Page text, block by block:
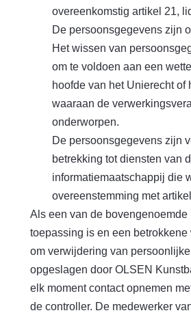
overeenkomstig artikel 21,
De persoonsgegevens zijn
Het wissen van
om te voldoen aan een
hoofde van het Unierecht of
waaraan de
onderworpen.
De persoonsgegevens zijn
betrekking tot diensten van
informatiemaatschappij die
overeenstemming met
Als een van de bovengenoemde
toepassing is en een betrokkene
om verwijdering van
opgeslagen door OLSEN
elk moment contact opnemen
de controller. De medewerker